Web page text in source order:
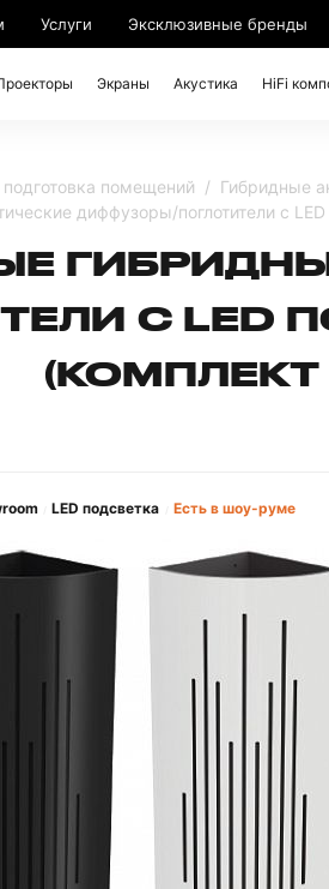
Услуги Эксклюзивные бренды
Экраны Акустика HiFi
помещений
Гибридные
диффузоры/поглотители с
С LED
(КОМПЛЕКТ
LED подсветка Есть в шоу-руме